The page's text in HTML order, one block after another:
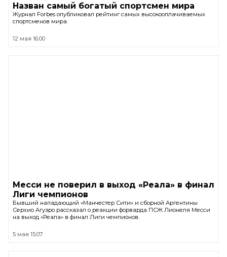
Назван самый богатый спортсмен мира
Журнал Forbes опубликовал рейтинг самых высокооплачиваемых
спортсменов мира.
12 мая 16:00
Месси не поверил в выход «Реала» в финал
Лиги чемпионов
Бывший нападающий «Манчестер Сити» и сборной Аргентины
Серхио Агуэро рассказал о реакции форварда ПСЖ Лионеля Месси
на выход «Реала» в финал Лиги чемпионов.
5 мая 15:07